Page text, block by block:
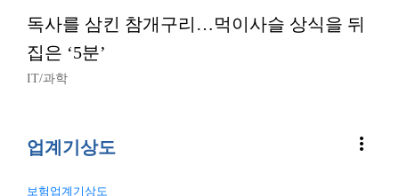
독사를 삼킨 참개구리…먹이사슬 상식을 뒤
집은 ‘5분’
IT/과학
업계기상도 more_vert
보험업계기상도